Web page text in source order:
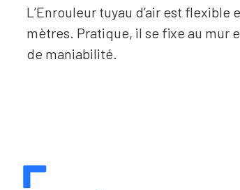
L’Enrouleur tuyau d’air est
mètres. Pratique, il se fixe au mur
de maniabilité.